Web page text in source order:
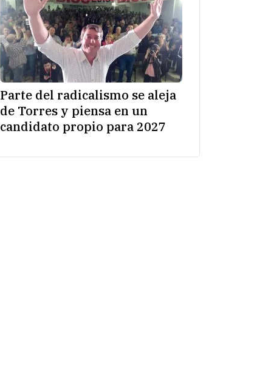
Parte del radicalismo se aleja
de Torres y piensa en un
candidato propio para 2027